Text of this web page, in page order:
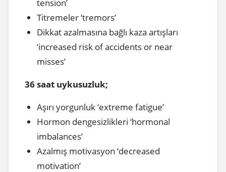
tension’
Titremeler ‘tremors’
Dikkat azalmasına bağlı kaza artışları
‘increased risk of accidents or near
misses’
36 saat uykusuzluk;
Aşırı yorgunluk ‘extreme fatigue’
Hormon dengesizlikleri ‘hormonal
imbalances’
Azalmış motivasyon ‘decreased
motivation’